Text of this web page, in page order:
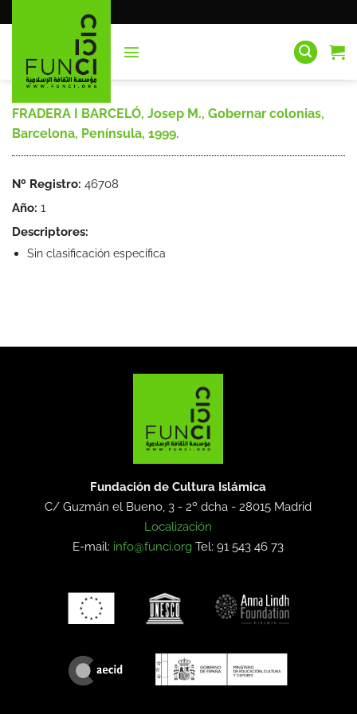
al
FRADERA I BARCELÓ, Josep M., Gobernar colonias,
Barcelona, Península, 1999.
Nº Registro: 46708
Año: 1
Descriptores:
Sin clasificación específica
Fundación de Cultura Islámica
C/ Guzmán el Bueno, 3 - 2º dcha -28015 Madrid
Localización
E-mail: info@funci.org Tel: 91 543 46 73